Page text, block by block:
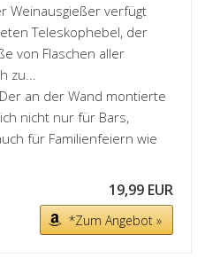
Weinausgießer verfügt
Teleskophebel, der
von Flaschen aller
zu...
an der Wand montierte
nicht nur für Bars,
für Familienfeiern wie
19,99 EUR
*Zum Angebot »